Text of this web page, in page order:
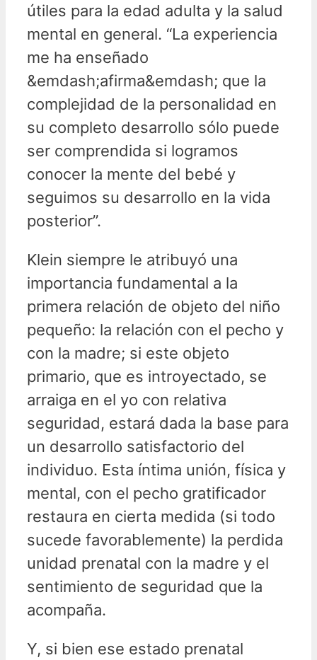
útiles para la edad adulta y la salud
mental en general. “La experiencia
me ha enseñado
&emdash;afirma&emdash; que la
complejidad de la personalidad en
su completo desarrollo sólo puede
ser comprendida si logramos
conocer la mente del bebé y
seguimos su desarrollo en la vida
posterior”.
Klein siempre le atribuyó una
importancia fundamental a la
primera relación de objeto del niño
pequeño: la relación con el pecho y
con la madre; si este objeto
primario, que es introyectado, se
arraiga en el yo con relativa
seguridad, estará dada la base para
un desarrollo satisfactorio del
individuo. Esta íntima unión, física y
mental, con el pecho gratificador
restaura en cierta medida (si todo
sucede favorablemente) la perdida
unidad prenatal con la madre y el
sentimiento de seguridad que la
acompaña.
Y, si bien ese estado prenatal